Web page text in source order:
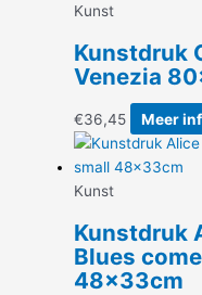
Kunst
Kunstdruk
Venezia
€36,45 Meer
Kunst
Kunstdruk
Blues
48x33cm